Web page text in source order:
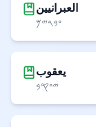
العبرانيين
𐤏𐤁𐤓𐤉𐤌
يعقوب
𐤉𐤏𐤒𐤁